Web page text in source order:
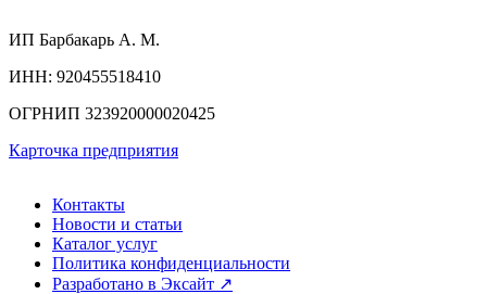
ИП Барбакарь А. М.
ИНН: 920455518410
ОГРНИП 323920000020425
Карточка предприятия
Контакты
Новости и статьи
Каталог услуг
Политика конфиденциальности
Разработано в Эксайт ↗